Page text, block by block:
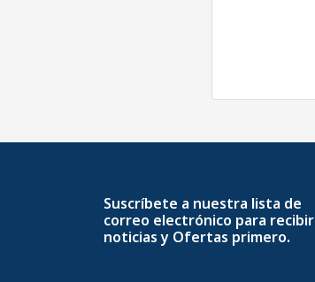
Suscríbete a nuestra lista de
correo electrónico para recibir
noticias y Ofertas primero.